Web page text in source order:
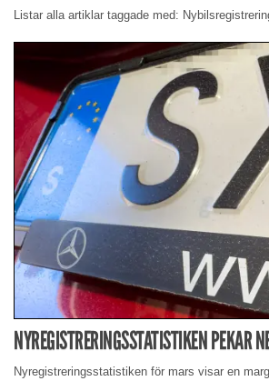
Listar alla artiklar taggade med:
NYREGISTRERINGSSTATISTIKEN PEKAR
Nyregistreringsstatistiken för mars visar en